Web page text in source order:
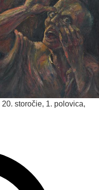
20. storočie, 1. polovica,